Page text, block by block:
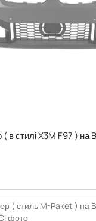
в стилі X3M F97 ) на